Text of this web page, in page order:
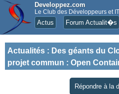
Developpez.com
Le Club des Développeurs et
Actus Forum Actualit�s
Actualités : Des géants du
projet commun : Open
Répondre à la